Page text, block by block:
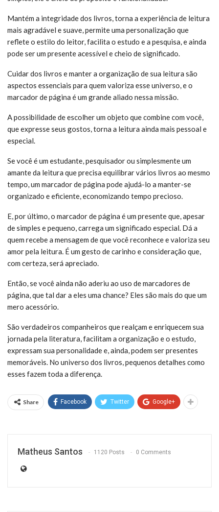
Mantém a integridade dos livros, torna a experiência de leitura
mais agradável e suave, permite uma personalização que
reflete o estilo do leitor, facilita o estudo e a pesquisa, e ainda
pode ser um presente acessível e cheio de significado.
Cuidar dos livros e manter a organização de sua leitura são
aspectos essenciais para quem valoriza esse universo, e o
marcador de página é um grande aliado nessa missão.
A possibilidade de escolher um objeto que combine com você,
que expresse seus gostos, torna a leitura ainda mais pessoal e
especial.
Se você é um estudante, pesquisador ou simplesmente um
amante da leitura que precisa equilibrar vários livros ao mesmo
tempo, um marcador de página pode ajudá-lo a manter-se
organizado e eficiente, economizando tempo precioso.
E, por último, o marcador de página é um presente que, apesar
de simples e pequeno, carrega um significado especial. Dá a
quem recebe a mensagem de que você reconhece e valoriza seu
amor pela leitura. É um gesto de carinho e consideração que,
com certeza, será apreciado.
Então, se você ainda não aderiu ao uso de marcadores de
página, que tal dar a eles uma chance? Eles são mais do que um
mero acessório.
São verdadeiros companheiros que realçam e enriquecem sua
jornada pela literatura, facilitam a organização e o estudo,
expressam sua personalidade e, ainda, podem ser presentes
memoráveis. No universo dos livros, pequenos detalhes como
esses fazem toda a diferença.
Share Facebook Twitter Google+
Matheus Santos 1120 Posts 0 Comments